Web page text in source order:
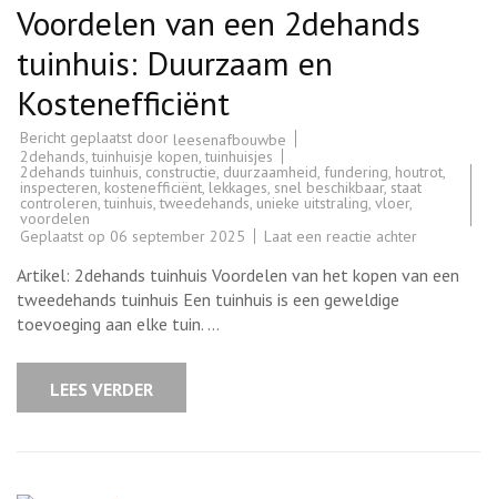
Voordelen van een 2dehands
tuinhuis: Duurzaam en
Kostenefficiënt
Bericht geplaatst door leesenafbouwbe
2dehands,tuinhuisje kopen,tuinhuisjes
2dehands tuinhuis,constructie, duurzaamheid, fundering, houtrot,
inspecteren, kostenefficiënt, lekkages, snel beschikbaar, staat
controleren,tuinhuis,tweedehands, unieke uitstraling, vloer,
voordelen
Geplaatst op 06 september 2025 Laat een reactie achterop
een
Artikel: 2dehands tuinhuis Voordelen van het kopen van een
tweedehands tuinhuis Een tuinhuis is een geweldige
toevoeging aan elke tuin. …
LEES VERDER